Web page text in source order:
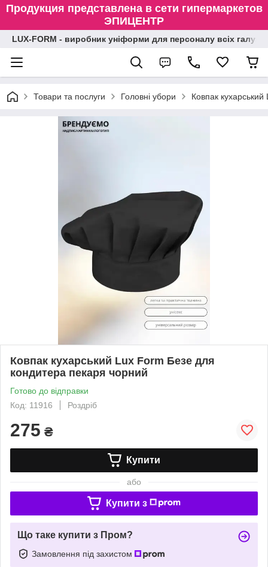
Продукция представлена в сети гипермаркетов
ЭПИЦЕНТР
LUX-FORM - виробник уніформи для персоналу всіх
Товари та послуги Головні убори Ковпак
Ковпак кухарський Lux Form Безе для
кондитера пекаря чорний
Готово до відправки
Код: 11916
Роздріб
275 ₴
Купити
або
Купити з
Що таке купити з Пром?
Замовлення під захистом